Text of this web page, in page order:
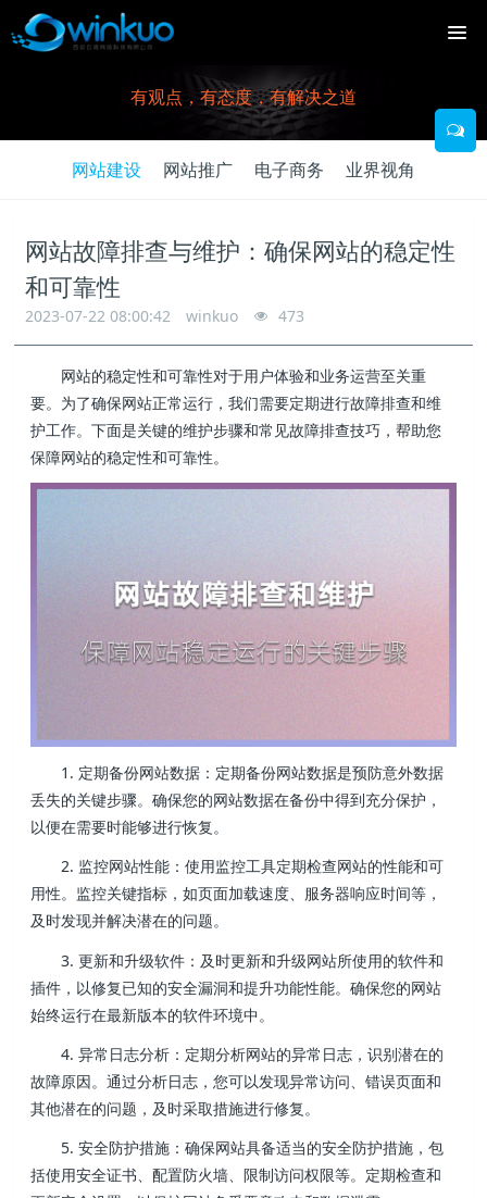
有观点，有态度，有解决之道
网站建设 网站推广 电子商务 业界视角
网站故障排查与维护：确保网站的稳定性
和可靠性
2023-07-22 08:00:42 winkuo 473
网站的稳定性和可靠性对于用户体验和业务运营至关重
要。为了确保网站正常运行，我们需要定期进行故障排查和维
护工作。下面是关键的维护步骤和常见故障排查技巧，帮助您
保障网站的稳定性和可靠性。
1. 定期备份网站数据：定期备份网站数据是预防意外数据
丢失的关键步骤。确保您的网站数据在备份中得到充分保护，
以便在需要时能够进行恢复。
2. 监控网站性能：使用监控工具定期检查网站的性能和可
用性。监控关键指标，如页面加载速度、服务器响应时间等，
及时发现并解决潜在的问题。
3. 更新和升级软件：及时更新和升级网站所使用的软件和
插件，以修复已知的安全漏洞和提升功能性能。确保您的网站
始终运行在最新版本的软件环境中。
4. 异常日志分析：定期分析网站的异常日志，识别潜在的
故障原因。通过分析日志，您可以发现异常访问、错误页面和
其他潜在的问题，及时采取措施进行修复。
5. 安全防护措施：确保网站具备适当的安全防护措施，包
括使用安全证书、配置防火墙、限制访问权限等。定期检查和